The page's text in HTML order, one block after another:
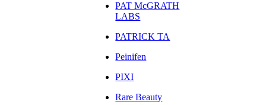
PAT McGRATH
LABS
PATRICK TA
Peinifen
PIXI
Rare Beauty